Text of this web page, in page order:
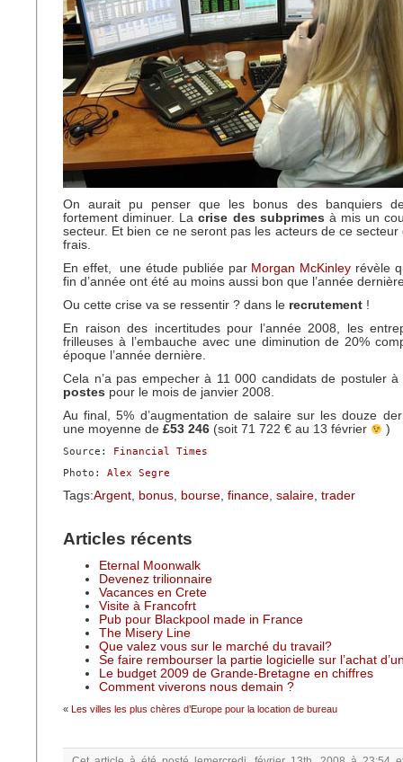
On aurait pu penser que les bonus des banquiers
fortement diminuer. Lacrise des subprimes à mis un
secteur. Et bien ce ne seront pas les acteurs de ce
frais.
En effet, une étude publiée par Morgan McKinley révèle
fin d’année ont été au moins aussi bon que l’année
Ou cette crise va se ressentir ? dans le recrutement !
En raison des incertitudes pour l’année 2008, les
frilleuses à l’embauche avec une diminution de 20%
époque l’année dernière.
Cela n’a pas empecher à 11 000 candidats de postuler
postes pour le mois de janvier 2008.
Au final, 5% d’augmentation de salaire sur les douze
une moyenne de £53 246 (soit 71 722 € au 13 février )
Source:
Financial Times
Photo: Alex Segre
Tags:Argent, bonus, bourse, finance, salaire, trader
Articles récents
Eternal Moonwalk
Devenez trilionnaire
Vacances en Crete
Visite à Francofrt
Pub pour Blackpool made in France
The Misery Line
Que valez vous sur le marché du travail?
Se faire rembourser la partie logicielle sur l’achat
Le budget 2009 de Grande-Bretagne en chiffres
Comment viverons nous demain ?
« Les villes les plus chères d’Europe pour la location de bureau